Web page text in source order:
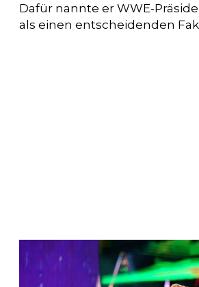
Dafür nannte er WWE-
als einen entscheidenden